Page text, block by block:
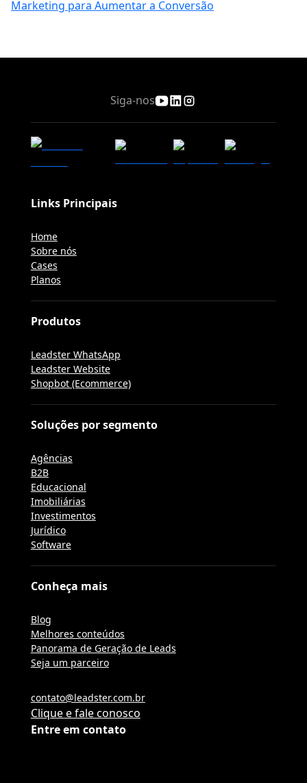
Marketing para Aumentar a Conversão
Siga-nos
Links Principais
Home
Sobre nós
Cases
Planos
Produtos
Leadster WhatsApp
Leadster Website
Shopbot (Ecommerce)
Soluções por segmento
Agências
B2B
Educacional
Imobiliárias
Investimentos
Jurídico
Software
Conheça mais
Blog
Melhores conteúdos
Panorama de Geração de Leads
Seja um parceiro
Entre em contato
contato@leadster.com.br
Clique e fale conosco